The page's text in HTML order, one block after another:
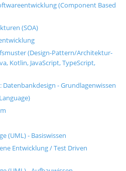
(Component Based
(SOA)
(Design-Pattern/Architektur-
Kotlin, JavaScript, TypeScript,
- Grundlagenwissen
(UML) - Basiswissen
Entwicklung / Test Driven